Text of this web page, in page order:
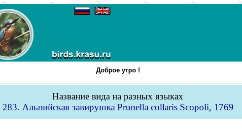
Доброе утро !
Название вида на разных языках
283. Альпийская завирушка Prunella collaris Scopoli, 1769